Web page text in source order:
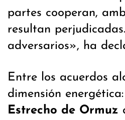
partes cooperan,
resultan
adversarios», ha
Entre los acuerdos
dimensión
Estrecho de Ormuz